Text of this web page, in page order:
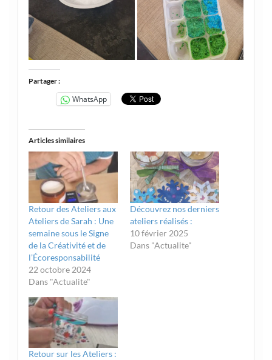
Partager :
WhatsApp
Articles similaires
Retour des Ateliers aux
Ateliers de Sarah : Une
semaine sous le Signe
de la Créativité et de
l’Écoresponsabilité
22 octobre 2024
Dans "Actualite"
Découvrez nos derniers
ateliers réalisés :
10 février 2025
Dans "Actualite"
Retour sur les Ateliers :